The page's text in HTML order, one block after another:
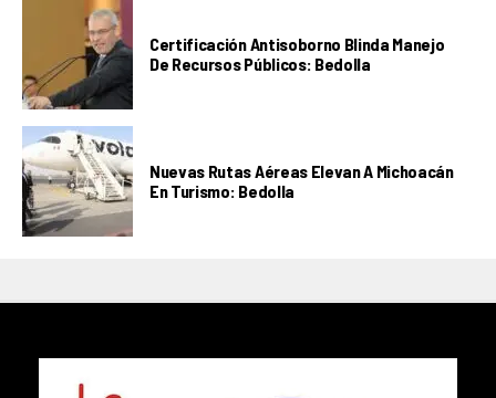
Certificación Antisoborno Blinda Manejo
De Recursos Públicos: Bedolla
Nuevas Rutas Aéreas Elevan A Michoacán
En Turismo: Bedolla